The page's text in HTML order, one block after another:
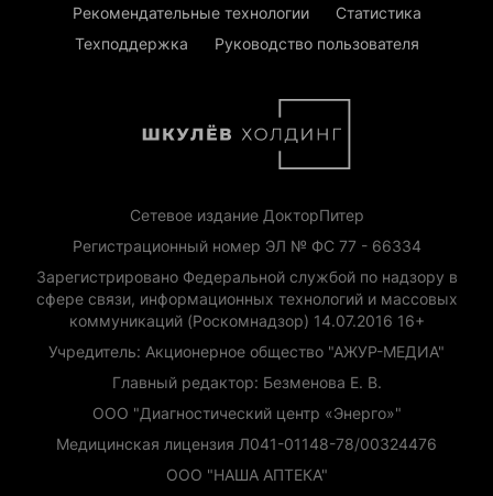
Рекомендательные технологии
Статистика
Техподдержка
Руководство пользователя
Сетевое издание ДокторПитер
Регистрационный номер ЭЛ № ФС 77 - 66334
Зарегистрировано Федеральной службой по надзору в
сфере связи, информационных технологий и массовых
коммуникаций (Роскомнадзор) 14.07.2016 16+
Учредитель: Акционерное общество "АЖУР-МЕДИА"
Главный редактор: Безменова Е. В.
ООО "Диагностический центр «Энерго»"
Медицинская лицензия Л041-01148-78/00324476
ООО "НАША АПТЕКА"